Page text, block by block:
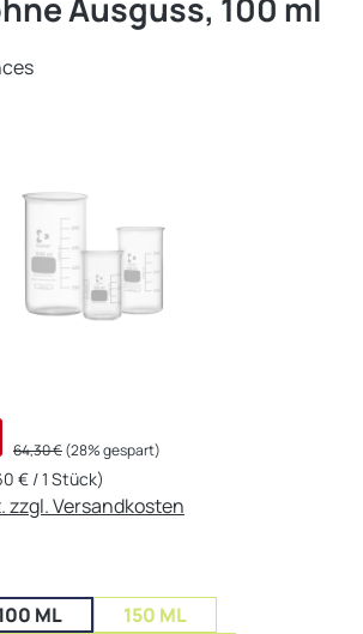
Regulärer Preis:
64,30 €(28% gespart)
€ / 1 Stück)
zzgl. Versandkosten
ML
150 ML